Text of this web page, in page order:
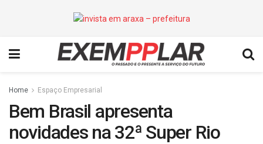
Home Espaço Empresarial
Bem Brasil apresenta
novidades na 32ª Super Rio